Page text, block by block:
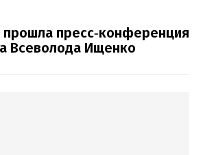
пресс‑конференция
Всеволода Ищенко